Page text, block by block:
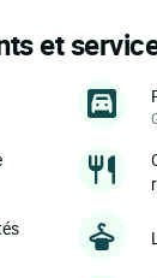
et